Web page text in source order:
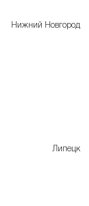
Нижний Новгород
Липецк